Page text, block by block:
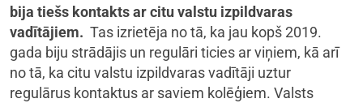
bija tiešs kontakts ar citu valstu izpildvaras
vadītājiem. Tas izrietēja no tā, ka jau kopš 2019.
gada biju strādājis un regulāri ticies ar viņiem, kā arī
no tā, ka citu valstu izpildvaras vadītāji uztur
regulārus kontaktus ar saviem kolēģiem. Valsts